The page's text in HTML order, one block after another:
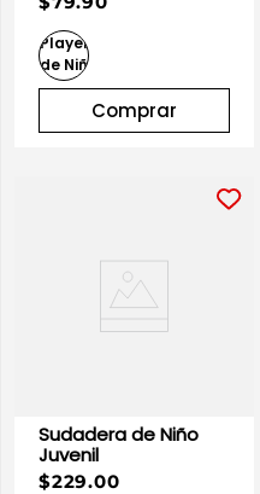
Comprar
Sudadera de Niño
Juvenil
$229.00